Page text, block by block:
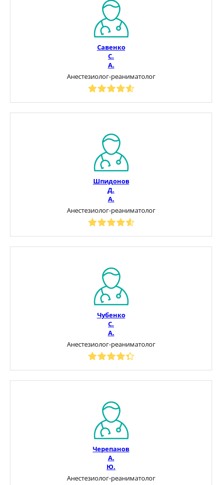
Савенко
С.
А.
Анестезиолог-реаниматолог
Шпидонов
Д.
А.
Анестезиолог-реаниматолог
Чубенко
С.
А.
Анестезиолог-реаниматолог
Черепанов
А.
Ю.
Анестезиолог-реаниматолог